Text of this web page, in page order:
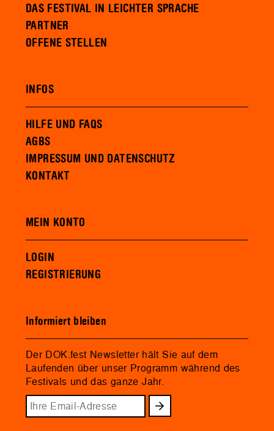
DAS FESTIVAL IN LEICHTER SPRACHE
PARTNER
OFFENE STELLEN
INFOS
HILFE UND FAQS
AGBS
IMPRESSUM UND DATENSCHUTZ
KONTAKT
MEIN KONTO
LOGIN
REGISTRIERUNG
Informiert bleiben
Der DOK.fest Newsletter hält Sie auf dem
Laufenden über unser Programm während des
Festivals und das ganze Jahr.